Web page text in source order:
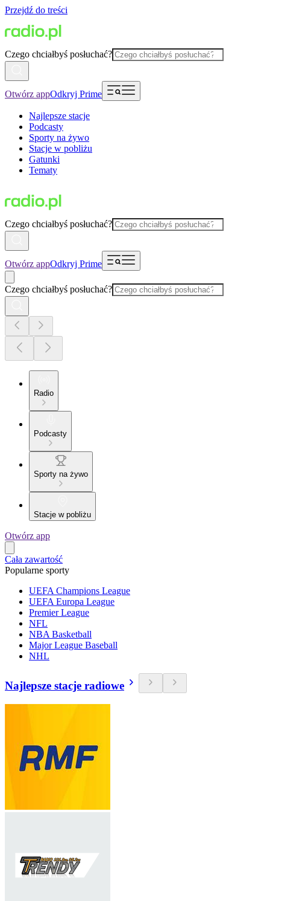
Przejdź do treści
Czego chciałbyś posłuchać?
Otwórz appOdkryj Prime
Najlepsze stacje
Podcasty
Sporty na żywo
Stacje w pobliżu
Gatunki
Tematy
Czego chciałbyś posłuchać?
Otwórz appOdkryj Prime
Czego chciałbyś posłuchać?
Radio
Podcasty
Sporty na żywo
Stacje w pobliżu
Otwórz app
Cała zawartość
Popularne sporty
UEFA Champions League
UEFA Europa League
Premier League
NFL
NBA Basketball
Major League Baseball
NHL
Najlepsze stacje radiowe